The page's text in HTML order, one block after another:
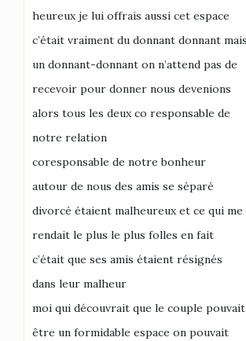
heureux je lui offrais aussi cet espace
c’était vraiment du donnant donnant mais
un donnant-donnant on n’attend pas de
recevoir pour donner nous devenions
alors tous les deux co responsable de
notre relation
coresponsable de notre bonheur
autour de nous des amis se séparé
divorcé étaient malheureux et ce qui me
rendait le plus le plus folles en fait
c’était que ses amis étaient résignés
dans leur malheur
moi qui découvrait que le couple pouvait
être un formidable espace on pouvait